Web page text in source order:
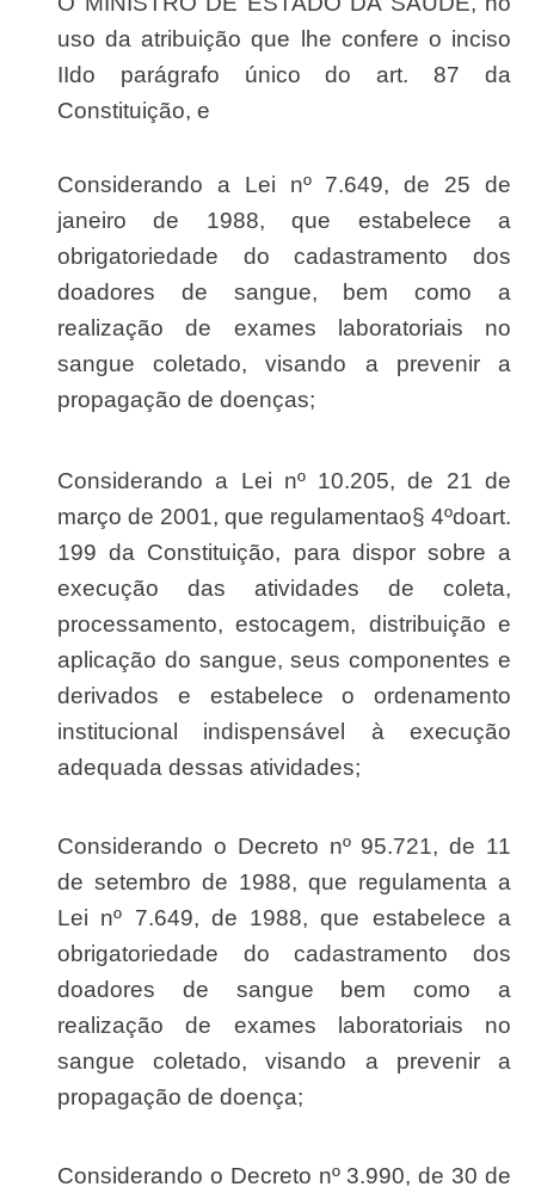
uso da atribuição que lhe confere o inciso
IIdo parágrafo único do art. 87 da
Constituição, e
Considerando a Lei nº 7.649, de 25 de
janeiro de 1988, que estabelece a
obrigatoriedade do cadastramento dos
doadores de sangue, bem como a
realização de exames laboratoriais no
sangue coletado, visando a prevenir a
propagação de doenças;
Considerando a Lei nº 10.205, de 21 de
março de 2001, que regulamentao§ 4ºdoart.
199 da Constituição, para dispor sobre a
execução das atividades de coleta,
processamento, estocagem, distribuição e
aplicação do sangue, seus componentes e
derivados e estabelece o ordenamento
institucional indispensável à execução
adequada dessas atividades;
Considerando o Decreto nº 95.721, de 11
de setembro de 1988, que regulamenta a
Lei nº 7.649, de 1988, que estabelece a
obrigatoriedade do cadastramento dos
doadores de sangue bem como a
realização de exames laboratoriais no
sangue coletado, visando a prevenir a
propagação de doença;
Considerando o Decreto nº 3.990, de 30 de